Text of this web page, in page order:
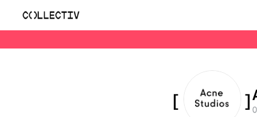
Acne Studios(아크네 스튜디오)는 1996년 조니 요한슨과 세 명의 크리에이터가 스웨덴 스톡홀름에서 설립한 브랜드로, '새로운 표현을 창조하고자 하는